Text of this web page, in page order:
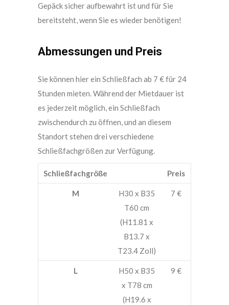
Gepäck sicher aufbewahrt ist und für Sie
bereitsteht, wenn Sie es wieder benötigen!
Abmessungen und Preis
Sie können hier ein Schließfach ab 7 € für 24
Stunden mieten. Während der Mietdauer ist
es jederzeit möglich, ein Schließfach
zwischendurch zu öffnen, und an diesem
Standort stehen drei verschiedene
Schließfachgrößen zur Verfügung.
Schließfachgröße Preis
M
H30 x B35
T60 cm
(H11.81 x
B13.7 x
T23.4 Zoll)
7 €
L
H50 x B35
x T78 cm
(H19.6 x
9 €